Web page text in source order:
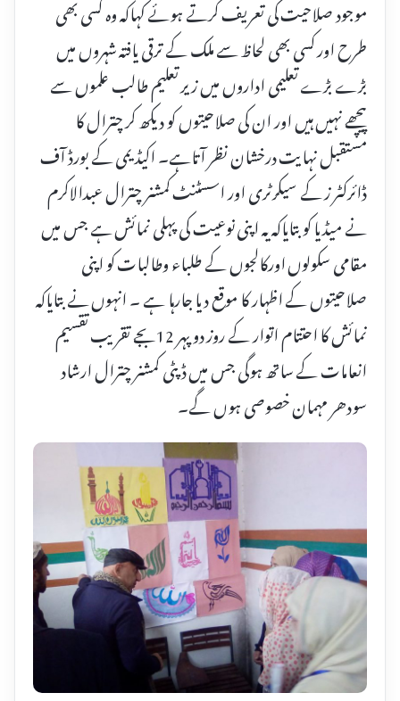
موجود صلاحیت کی تعریف کرتے ہوئے کہاکہ وہ کسی بھی
طرح اور کسی بھی لحاظ سے ملک کے ترقی یافتہ شہروں میں
بڑے بڑے تعلیمی اداروں میں زیر تعلیم طالب علموں سے
پیچھے نہیں ہیں اور ان کی صلاحیتوں کو دیکھ کر چترال کا
مستقبل نہایت درخشان نظر آتاہے۔ اکیڈیمی کے بورڈ آف
ڈائرکٹر ز کے سیکرٹری اور اسسٹنٹ کمشنر چترال عبدالاکرم
نے میڈیا کو بتایاکہ یہ اپنی نوعیت کی پہلی نمائش ہے جس میں
مقامی سکولوں اورکالجوں کے طلباء وطالبات کو اپنی
صلاحیتوں کے اظہار کا موقع دیا جارہا ہے ۔ انہوں نے بتایاکہ
نمائش کا احتتام اتوار کے روز دو پہر 12بجے تقریب تقسیم
انعامات کے ساتھ ہوگی جس میں ڈپٹی کمشنر چترال ارشاد
سودھر مہمان خصوصی ہوں گے۔